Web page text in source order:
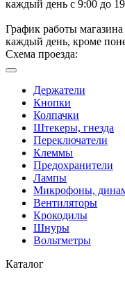
каждый день с 9:00 до
График работы
каждый день, кроме
Схема проезда:
Держатели
Кнопки
Колпачки
Штекеры, гнезда
Переключатели
Клеммы
Предохранители
Лампы
Микрофоны,
Вентиляторы
Крокодилы
Шнуры
Вольтметры
Каталог